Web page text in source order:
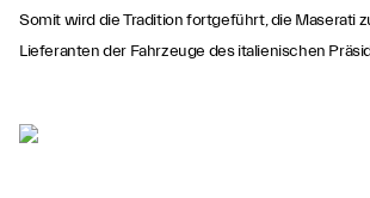
Somit wird die Tradition fortgeführt, die Maserati
Lieferanten der Fahrzeuge des italienischen